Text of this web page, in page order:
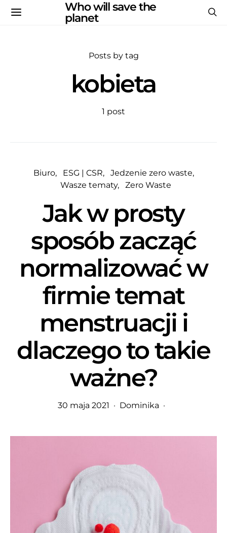
Who will save the
planet
Posts by tag
kobieta
1 post
Biuro ESG | CSR
Jedzenie zero waste
Wasze tematy
Zero Waste
Jak w prosty
sposób zacząć
normalizować w
firmie temat
menstruacji i
dlaczego to takie
ważne?
30 maja 2021 Dominika